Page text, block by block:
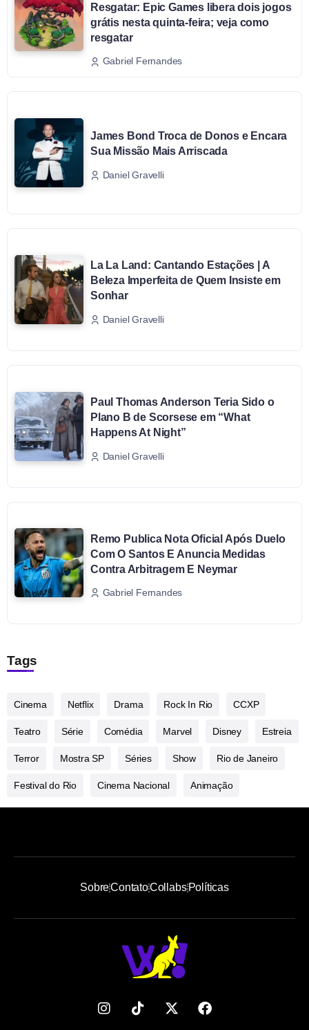
Resgatar: Epic Games libera dois jogos
grátis nesta quinta-feira; veja como
resgatar
Gabriel Fernandes
James Bond Troca de Donos e Encara
Sua Missão Mais Arriscada
Daniel Gravelli
La La Land: Cantando Estações | A
Beleza Imperfeita de Quem Insiste em
Sonhar
Daniel Gravelli
Paul Thomas Anderson Teria Sido o
Plano B de Scorsese em “What
Happens At Night”
Daniel Gravelli
Remo Publica Nota Oficial Após Duelo
Com O Santos E Anuncia Medidas
Contra Arbitragem E Neymar
Gabriel Fernandes
Tags
Cinema Netflix Drama Rock In Rio CCXP
Teatro Série Comédia Marvel Disney Estreia
Terror Mostra SP Séries Show Rio de Janeiro
Festival do Rio Cinema Nacional Animação
SobreContatoCollabsPolíticas